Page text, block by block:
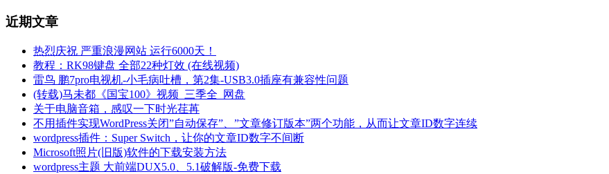
近期文章
热烈庆祝 严重浪漫网站 运行6000天！
教程：RK98键盘 全部22种灯效 (在线视频)
雷鸟 鹏7pro电视机-小毛病吐槽，第2集-USB3.0插座有兼容性问题
(转载)马未都《国宝100》视频_三季全_网盘
关于电脑音箱，感叹一下时光荏苒
不用插件实现WordPress关闭”自动保存”、”文章修订版本”两个功能，从而让文章ID数字连续
wordpress插件：Super Switch，让你的文章ID数字不间断
Microsoft照片(旧版)软件的下载安装方法
wordpress主题 大前端DUX5.0、5.1破解版-免费下载